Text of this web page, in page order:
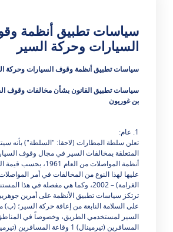
سياسات تطبيق أنظمة
السيارات وحركة السير
سياسات تطبيق أنظمة وقوف السيارات وحركة
سياسات تطبيق القانون بشأن مخالفات وقوف
بن غوريون
1. عام:
تعلن سلطة المطارات (لاحقا: "السلطة") بأنه
المتعلقة بمخالفات السير في مجال وقوف
أنظمة المواصلات من العام
عليها لهذا النوع من المخالفات في أمر
الغرامة) – 2002، وكما هي مفصلة في هذا المستند أدناه.
ترتكز سياسات تطبيق الأنظمة على أمرين
على السلامة النابعة من إعاقة حركة السير؛ (ب)
السير لمستخدمي الطريق، وخصوصاً في المناطق